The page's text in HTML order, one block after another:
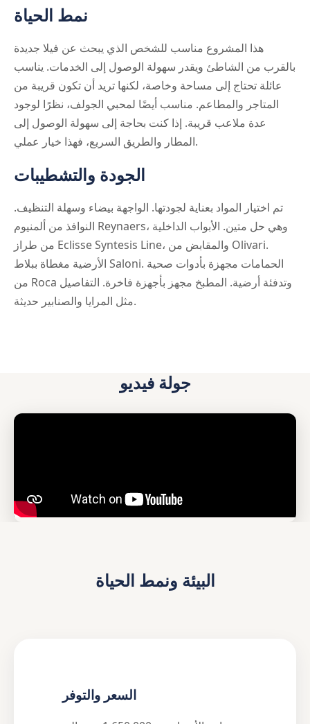
نمط الحياة
هذا المشروع مناسب للشخص الذي يبحث عن فيلا جديدة
بالقرب من الشاطئ ويقدر سهولة الوصول إلى الخدمات. يناسب
عائلة تحتاج إلى مساحة وخاصة، لكنها تريد أن تكون قريبة من
المتاجر والمطاعم. مناسب أيضًا لمحبي الجولف، نظرًا لوجود
عدة ملاعب قريبة. إذا كنت بحاجة إلى سهولة الوصول إلى
المطار والطريق السريع، فهذا خيار عملي.
الجودة والتشطيبات
تم اختيار المواد بعناية لجودتها. الواجهة بيضاء وسهلة التنظيف.
النوافذ من ألمنيوم Reynaers، وهي حل متين. الأبواب الداخلية
من طراز Eclisse Syntesis Line، والمقابض من Olivari.
الأرضية مغطاة ببلاط Saloni. الحمامات مجهزة بأدوات صحية
من Roca وتدفئة أرضية. المطبخ مجهز بأجهزة فاخرة. التفاصيل
مثل المرايا والصنابير حديثة.
جولة فيديو
البيئة ونمط الحياة
السعر والتوفر